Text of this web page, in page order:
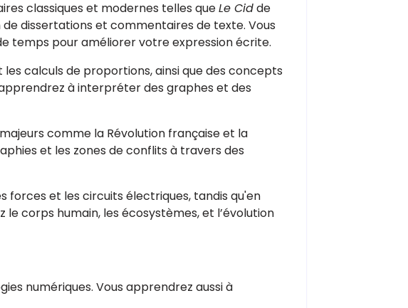
classiques et modernes telles queLe Cidde
dissertations et commentaires de texte. Vous
temps pour améliorer votre expression écrite.
calculs de proportions, ainsi que des concepts
à interpréter des graphes et des
comme la Révolution française et la
et les zones de conflits à travers des
forces et les circuits électriques, tandis qu'en
le corps humain, les écosystèmes, et l’évolution
numériques. Vous apprendrez aussi à